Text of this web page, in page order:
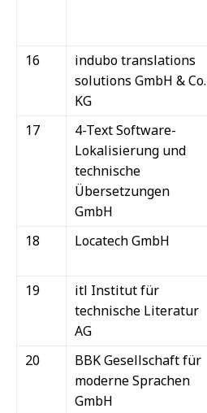
16
indubo translations
solutions GmbH & Co.
KG
17
4-Text Software-
Lokalisierung und
technische
Übersetzungen
GmbH
18 Locatech GmbH
19
itl Institut für
technische Literatur
AG
20
BBK Gesellschaft für
moderne Sprachen
GmbH